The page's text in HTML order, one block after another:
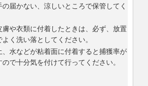
の届かない、涼しいところで保管してく
膚や衣類に付着したときは、必ず、放置
く洗い落としてください。
、水などが粘着面に付着すると捕獲率が
で十分気を付けて行ってください。